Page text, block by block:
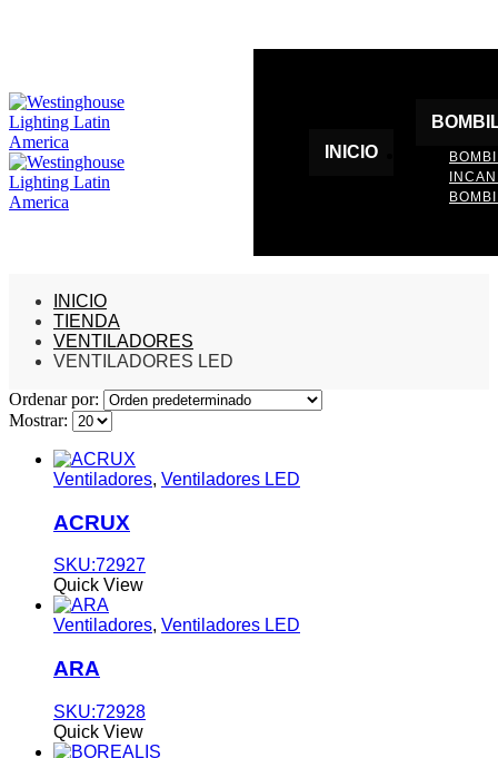
INICIO
INICIO
TIENDA
VENTILADORES
VENTILADORES LED
Ordenar por:
Mostrar:
Ventiladores, Ventiladores LED
ACRUX
SKU:72927
Quick View
Ventiladores, Ventiladores LED
ARA
SKU:72928
Quick View